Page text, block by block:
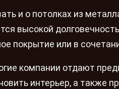
и о потолках из
высокой
покрытие или в
компании отдают
интерьер, а также